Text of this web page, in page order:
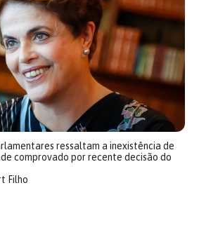
ressaltam a inexistência de
comprovado por recente decisão do
Filho